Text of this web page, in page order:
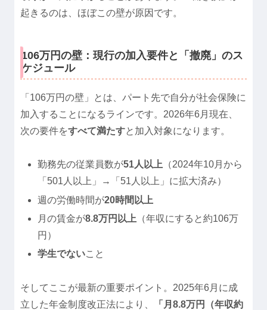
起きるのは、ほぼこの壁が原因です。
106万円の壁：現行の加入要件と「撤廃」のス
ケジュール
「106万円の壁」とは、パート先で自分が社会保険に
加入することになるラインです。2026年6月現在、
次の要件をすべて満たすと加入対象になります。
勤務先の従業員数が51人以上 （2024年10月から
「501人以上」→「51人以上」に拡大済み）
週の労働時間が20時間以上
月の賃金が8.8万円以上 （年収にすると約106万
円）
学生でないこと
そしてここが最新の重要ポイント。2025年6月に成
立した年金制度改正法により、
「月8.8万円（年収約